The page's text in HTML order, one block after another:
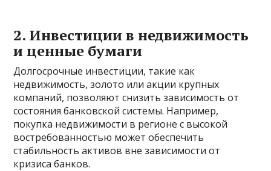
2. Инвестиции в недвижимость
и ценные бумаги
Долгосрочные инвестиции, такие как
недвижимость, золото или акции крупных
компаний, позволяют снизить зависимость от
состояния банковской системы. Например,
покупка недвижимости в регионе с высокой
востребованностью может обеспечить
стабильность активов вне зависимости от
кризиса банков.